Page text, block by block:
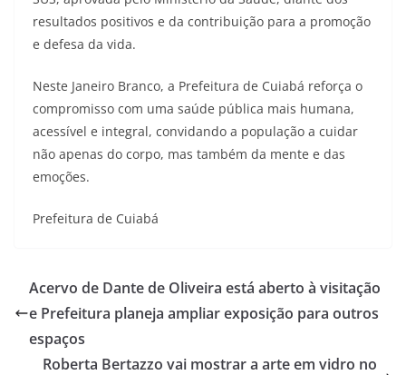
resultados positivos e da contribuição para a promoção
e defesa da vida.
Neste Janeiro Branco, a Prefeitura de Cuiabá reforça o
compromisso com uma saúde pública mais humana,
acessível e integral, convidando a população a cuidar
não apenas do corpo, mas também da mente e das
emoções.
Prefeitura de Cuiabá
Acervo de Dante de Oliveira está aberto à visitação
e Prefeitura planeja ampliar exposição para outros
espaços
Roberta Bertazzo vai mostrar a arte em vidro no